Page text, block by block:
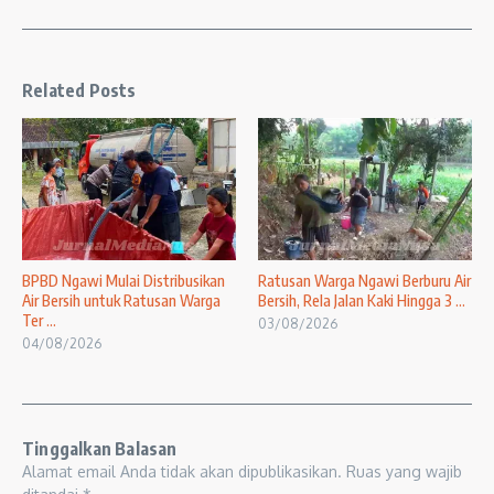
Related Posts
BPBD Ngawi Mulai Distribusikan
Air Bersih untuk Ratusan Warga
Ter ...
04/08/2026
Ratusan Warga Ngawi Berburu Air
Bersih, Rela Jalan Kaki Hingga 3 ...
03/08/2026
Tinggalkan Balasan
Alamat email Anda tidak akan dipublikasikan. Ruas yang wajib